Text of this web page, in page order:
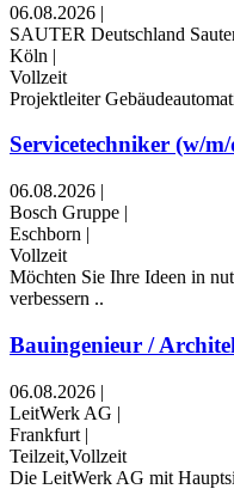
06.08.2026 |
SAUTER Deutschland
Köln |
Vollzeit
Projektleiter
Servicetechniker (w/
06.08.2026 |
Bosch Gruppe |
Eschborn |
Vollzeit
Möchten Sie Ihre Ideen in
verbessern ..
Bauingenieur /
06.08.2026 |
LeitWerk AG |
Frankfurt |
Teilzeit,Vollzeit
Die LeitWerk AG mit